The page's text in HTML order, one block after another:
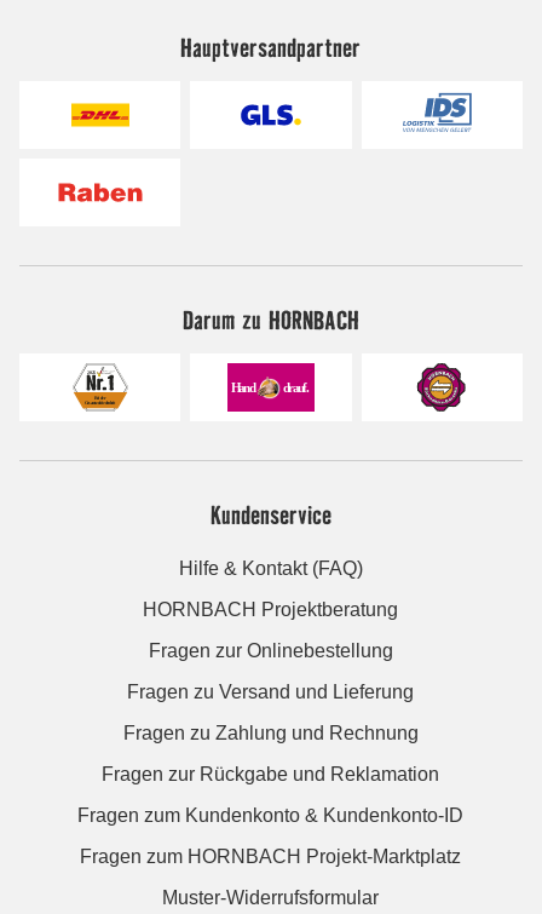
Hauptversandpartner
Darum zu HORNBACH
Kundenservice
Hilfe & Kontakt (FAQ)
HORNBACH Projektberatung
Fragen zur Onlinebestellung
Fragen zu Versand und Lieferung
Fragen zu Zahlung und Rechnung
Fragen zur Rückgabe und Reklamation
Fragen zum Kundenkonto & Kundenkonto-ID
Fragen zum HORNBACH Projekt-Marktplatz
Muster-Widerrufsformular